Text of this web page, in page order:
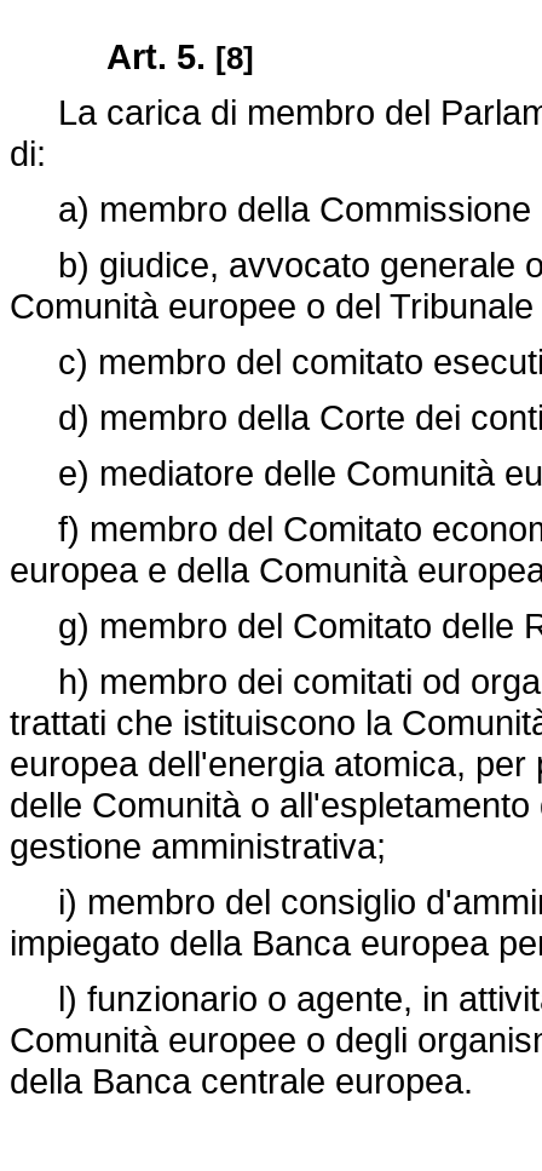
Art. 5. [8]
La carica di membro del
di:
a) membro della Commissione
b) giudice, avvocato generale
Comunità europee o del
c) membro del comitato
d) membro della Corte dei
e) mediatore delle Comunità
f) membro del Comitato
europea e della Comunità
g) membro del Comitato delle
h) membro dei comitati od
trattati che istituiscono la
europea dell'energia atomica,
delle Comunità o
gestione amministrativa;
i) membro del consiglio
impiegato della Banca europea
l) funzionario o agente, in
Comunità europee o degli
della Banca centrale europea.